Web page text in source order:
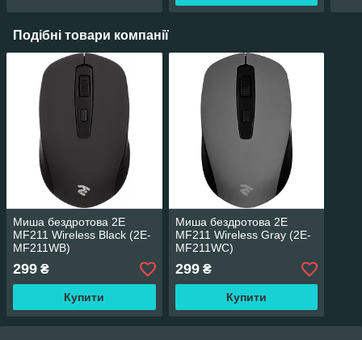
Подібні товари компанії
Миша бездротова 2E
MF211 Wireless Black (2E-
MF211WB)
299 ₴
Купити
Миша бездротова 2E
MF211 Wireless Gray (2E-
MF211WC)
299₴
Купити